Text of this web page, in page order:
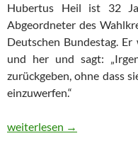
Hubertus Heil ist 32
Abgeordneter des
Deutschen Bundestag.
und her und sagt:
zurückgeben, ohne dass
einzuwerfen.“
Hubertus Heil: „Die
weiterlesen →